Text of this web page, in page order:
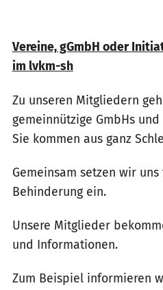
Vereine, gGmbH oder
im lvkm-sh
Zu unseren Mitgliedern
gemeinnützige GmbHs
Sie kommen aus ganz
Gemeinsam setzen wir
Behinderung ein.
Unsere Mitglieder
und Informationen.
Zum Beispiel informieren